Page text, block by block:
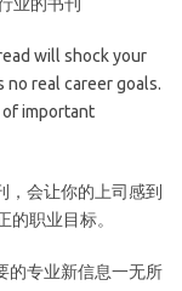
will shock your
no real career goals.
important
会让你的上司感到
职业目标。
的专业新信息一无所